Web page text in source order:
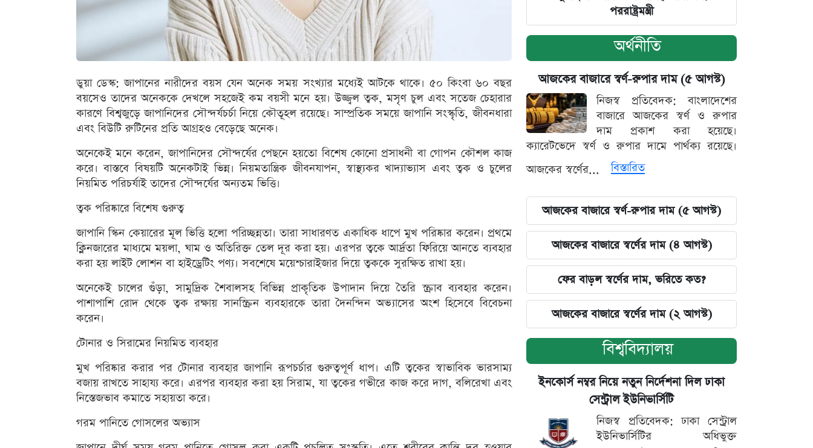
ডুয়া ডেস্ক: জাপানের নারীদের বয়স যেন অনেক সময় সংখ্যার মধ্যেই আটকে থাকে। ৫০ কিংবা ৬০ বছর
বয়সেও তাদের অনেককে দেখলে সহজেই কম বয়সী মনে হয়। উজ্জ্বল ত্বক, মসৃণ চুল এবং সতেজ চেহারার
কারণে বিশ্বজুড়ে জাপানিদের সৌন্দর্যচর্চা নিয়ে কৌতূহল রয়েছে। সাম্প্রতিক সময়ে জাপানি সংস্কৃতি, জীবনধারা
এবং বিউটি রুটিনের প্রতি আগ্রহও বেড়েছে অনেক।
অনেকেই মনে করেন, জাপানিদের সৌন্দর্যের পেছনে হয়তো বিশেষ কোনো প্রসাধনী বা গোপন কৌশল কাজ
করে। বাস্তবে বিষয়টি অনেকটাই ভিন্ন। নিয়মতান্ত্রিক জীবনযাপন, স্বাস্থ্যকর খাদ্যাভ্যাস এবং ত্বক ও চুলের
নিয়মিত পরিচর্যাই তাদের সৌন্দর্যের অন্যতম ভিত্তি।
ত্বক পরিষ্কারে বিশেষ গুরুত্ব
জাপানি স্কিন কেয়ারের মূল ভিত্তি হলো পরিচ্ছন্নতা। তারা সাধারণত একাধিক ধাপে মুখ পরিষ্কার করেন। প্রথমে
ক্লিনজারের মাধ্যমে ময়লা, ঘাম ও অতিরিক্ত তেল দূর করা হয়। এরপর ত্বকে আর্দ্রতা ফিরিয়ে আনতে ব্যবহার
করা হয় লাইট লোশন বা হাইড্রেটিং পণ্য। সবশেষে ময়েশ্চারাইজার দিয়ে ত্বককে সুরক্ষিত রাখা হয়।
অনেকেই চালের গুঁড়া, সামুদ্রিক শৈবালসহ বিভিন্ন প্রাকৃতিক উপাদান দিয়ে তৈরি স্ক্রাব ব্যবহার করেন।
পাশাপাশি রোদ থেকে ত্বক রক্ষায় সানস্ক্রিন ব্যবহারকে তারা দৈনন্দিন অভ্যাসের অংশ হিসেবে বিবেচনা
করেন।
টোনার ও সিরামের নিয়মিত ব্যবহার
মুখ পরিষ্কার করার পর টোনার ব্যবহার জাপানি রূপচর্চার গুরুত্বপূর্ণ ধাপ। এটি ত্বকের স্বাভাবিক ভারসাম্য
বজায় রাখতে সাহায্য করে। এরপর ব্যবহার করা হয় সিরাম, যা ত্বকের গভীরে কাজ করে দাগ, বলিরেখা এবং
নিস্তেজভাব কমাতে সহায়তা করে।
গরম পানিতে গোসলের অভ্যাস
পররাষ্ট্রমন্ত্রী
অর্থনীতি
আজকের বাজারে স্বর্ণ-রুপার দাম (৫ আগস্ট)
নিজস্ব প্রতিবেদক: বাংলাদেশের
বাজারে আজকের স্বর্ণ ও রুপার
দাম প্রকাশ করা হয়েছে।
ক্যারেটভেদে স্বর্ণ ও রুপার দামে পার্থক্য রয়েছে।
আজকের স্বর্ণের...
বিস্তারিত
আজকের বাজারে স্বর্ণ-রুপার দাম (৫ আগস্ট)
আজকের বাজারে স্বর্ণের দাম (৪ আগস্ট)
ফের বাড়ল স্বর্ণের দাম, ভরিতে কত?
আজকের বাজারে স্বর্ণের দাম (২ আগস্ট)
বিশ্ববিদ্যালয়
ইনকোর্স নম্বর নিয়ে নতুন নির্দেশনা দিল ঢাকা
সেন্ট্রাল ইউনিভার্সিটি
নিজস্ব প্রতিবেদক: ঢাকা সেন্ট্রাল
ইউনিভার্সিটির অধিভুক্ত